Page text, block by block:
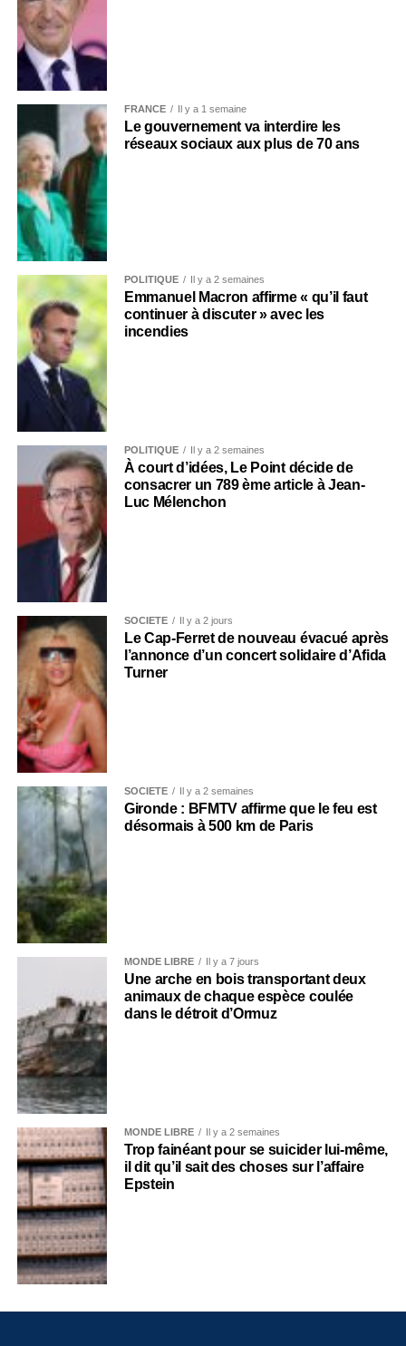
FRANCE Il y a 1 semaine
Le gouvernement va interdire les
réseaux sociaux aux plus de 70 ans
POLITIQUE Il y a 2 semaines
Emmanuel Macron affirme « qu’il faut
continuer à discuter » avec les
incendies
POLITIQUE Il y a 2 semaines
À court d’idées, Le Point décide de
consacrer un 789 ème article à Jean-
Luc Mélenchon
SOCIÉTÉ Il y a 2 jours
Le Cap-Ferret de nouveau évacué après
l’annonce d’un concert solidaire d’Afida
Turner
SOCIÉTÉ Il y a 2 semaines
Gironde : BFMTV affirme que le feu est
désormais à 500 km de Paris
MONDE LIBRE Il y a 7 jours
Une arche en bois transportant deux
animaux de chaque espèce coulée
dans le détroit d’Ormuz
MONDE LIBRE Il y a 2 semaines
Trop fainéant pour se suicider lui-même,
il dit qu’il sait des choses sur l’affaire
Epstein